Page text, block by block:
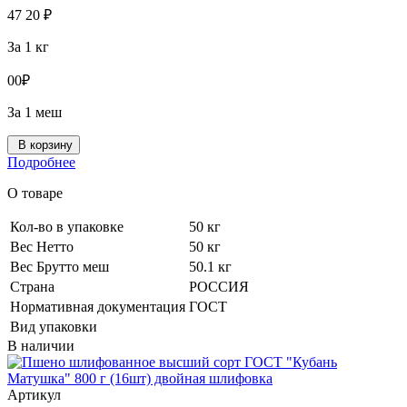
47 20 ₽
За 1 кг
00₽
За 1 меш
В корзину
Подробнее
О товаре
Кол-во в упаковке
50 кг
Вес Нетто
50 кг
Вес Брутто меш
50.1 кг
Страна
РОССИЯ
Нормативная документация ГОСТ
Вид упаковки
В наличии
Артикул